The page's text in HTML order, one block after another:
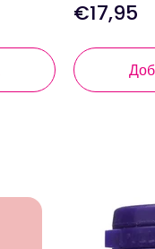
Редовна
€17,95